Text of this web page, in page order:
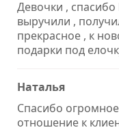
Девочки ,
выручили ,
прекрасное , к
подарки под
Наталья
Спасибо
отношение к